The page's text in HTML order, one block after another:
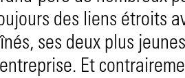
des liens étroits
ses deux plus
Et